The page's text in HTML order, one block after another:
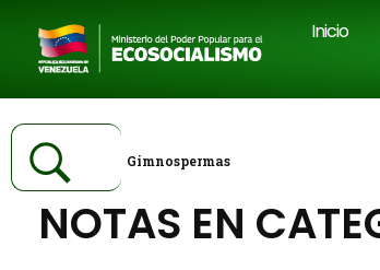
Inicio
Inicio Gimnospermas
NOTAS EN